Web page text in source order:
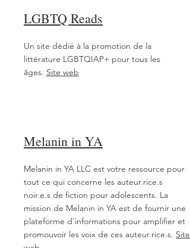
LGBTQ Reads
Un site dédié à la promotion de la
littérature LGBTQIAP+ pour tous les
âges. Site web
Melanin in YA
Melanin in YA LLC est votre ressource pour
tout ce qui concerne les auteur.rice.s
noir.e.s de fiction pour adolescents. La
mission de Melanin in YA est de fournir une
plateforme d'informations pour amplifier et
promouvoir les voix de ces auteur.rice.s. Site